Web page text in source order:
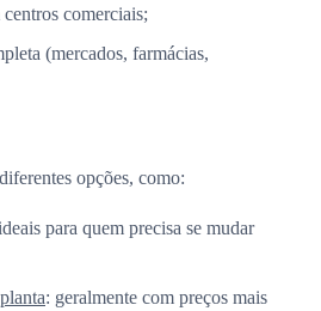
comerciais;
(mercados, farmácias,
opções, como:
para quem precisa se mudar
: geralmente com preços mais